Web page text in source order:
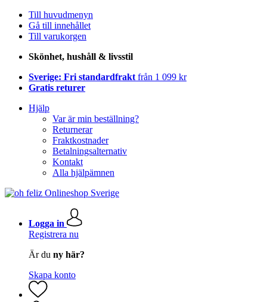
Till huvudmenyn
Gå till innehållet
Till varukorgen
Skönhet, hushåll & livsstil
Sverige: Fri standardfrakt från 1 099 kr
Gratis returer
Hjälp
Var är min beställning?
Returnerar
Fraktkostnader
Betalningsalternativ
Kontakt
Alla hjälpämnen
Logga in
Registrera nu
Är du ny här?
Skapa konto